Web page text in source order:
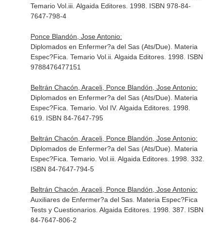
Temario Vol.iii. Algaida Editores. 1998. ISBN 978-84-
7647-798-4
Ponce Blandón, Jose Antonio:
Diplomados en Enfermer?a del Sas (Ats/Due). Materia
Espec?Fica. Temario Vol.ii. Algaida Editores. 1998. ISBN
9788476477151
Beltrán Chacón, Araceli, Ponce Blandón, Jose Antonio:
Diplomados en Enfermer?a del Sas (Ats/Due). Materia
Espec?Fica. Temario. Vol IV. Algaida Editores. 1998.
619. ISBN 84-7647-795
Beltrán Chacón, Araceli, Ponce Blandón, Jose Antonio:
Diplomados de Enfermer?a del Sas (Ats/Due). Materia
Espec?Fica. Temario. Vol.iii. Algaida Editores. 1998. 332.
ISBN 84-7647-794-5
Beltrán Chacón, Araceli, Ponce Blandón, Jose Antonio:
Auxiliares de Enfermer?a del Sas. Materia Espec?Fica
Tests y Cuestionarios. Algaida Editores. 1998. 387. ISBN
84-7647-806-2